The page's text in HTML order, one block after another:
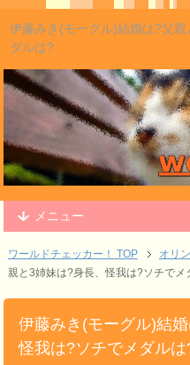
伊藤みき(モーグル)結婚は?父
ダルは?
メニュー
ワールドチェッカー！ TOP オリ
親と3姉妹は?身長、怪我は?ソチでメ
伊藤みき(モーグル)結
怪我は?ソチでメダルは